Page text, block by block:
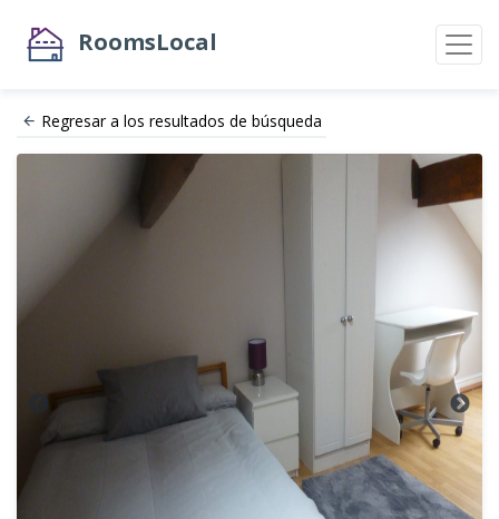
RoomsLocal
Regresar a los resultados de búsqueda